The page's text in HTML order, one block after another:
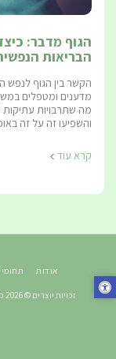
הגוף מדבר:
הבריאות
הקשר בין הגוף
מדענים ומטפלים
מה שתרבויות עתיקות
והשפיעו זה על זה
קרא עוד
אודות
זכויות יוצרים © 2026 כל הזכויות שמורות -